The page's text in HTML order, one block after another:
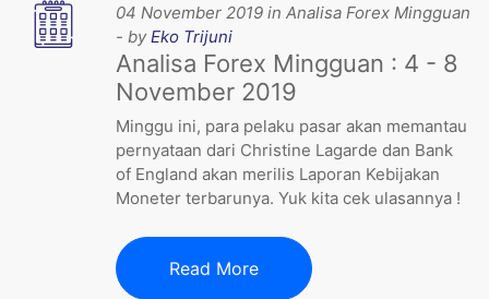
04 November 2019 in Analisa Forex Mingguan
- byEko Trijuni
Analisa Forex Mingguan : 4 - 8
November 2019
Minggu ini, para pelaku pasar akan memantau
pernyataan dari Christine Lagarde dan Bank
of England akan merilis Laporan Kebijakan
Moneter terbarunya. Yuk kita cek ulasannya !
Read More